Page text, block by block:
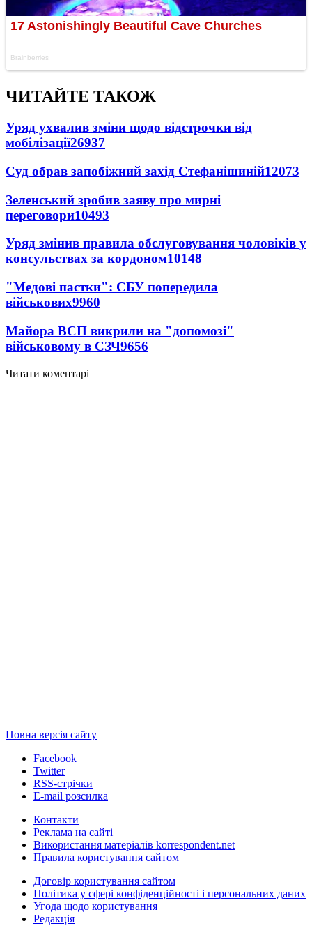
ЧИТАЙТЕ ТАКОЖ
Уряд ухвалив зміни щодо відстрочки від
мобілізації26937
Суд обрав запобіжний захід Стефанішиній12073
Зеленський зробив заяву про мирні
переговори10493
Уряд змінив правила обслуговування чоловіків у
консульствах за кордоном10148
"Медові пастки": СБУ попередила
військових9960
Майора ВСП викрили на "допомозі"
військовому в СЗЧ9656
Читати коментарі
Повна версія сайту
Facebook
Twitter
RSS-стрічки
E-mail розсилка
Контакти
Реклама на сайті
Використання матеріалів korrespondent.net
Правила користування сайтом
Договір користування сайтом
Політика у сфері конфіденційності і персональних даних
Угода щодо користування
Редакція